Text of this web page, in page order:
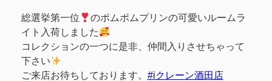
総選挙第一位
のポムポムプリンの可愛いルームラ
イト入荷しました
コレクションの一つに是非、仲間入りさせちゃって
下さい
ご来店お待ちしております。 #iクレーン酒田店